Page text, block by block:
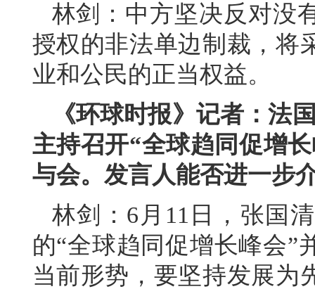
林剑：中方坚决反对没
授权的非法单边制裁，将
业和公民的正当权益。
《环球时报》记者：法
主持召开“全球趋同促增
与会。发言人能否进一步
林剑：6月11日，张国
的“全球趋同促增长峰会”
当前形势，要坚持发展为